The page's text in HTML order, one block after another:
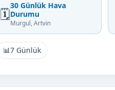
🗓️
30 Günlük Hava
Durumu
Murgul, Artvin
📊7 Günlük